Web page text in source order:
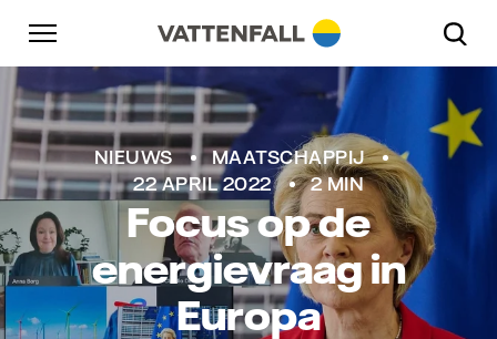
Naar content
Naar hoofdnavigatie
Ga naar footer
Vattenfall/European Commission
NIEUWS
MAATSCHAPPIJ
22 APRIL 2022
2 MIN
Focus op de
energievraag in
Europa
Naar hoofdnavigatie